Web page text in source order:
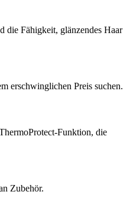
die Fähigkeit, glänzendes Haar
erschwinglichen Preis suchen.
Funktion, die
Zubehör.